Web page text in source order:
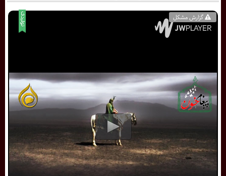
گزارش مشکل